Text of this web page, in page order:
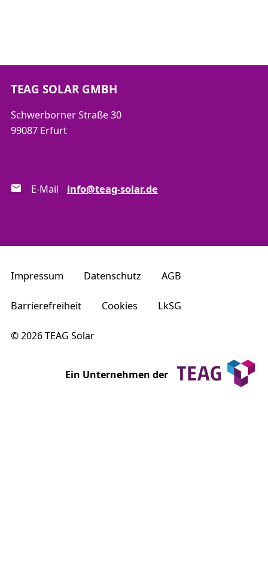
TEAG SOLAR GMBH
Schwerborner Straße 30
99087 Erfurt
E-Mail info@teag-solar.de
Impressum Datenschutz AGB
Barrierefreiheit Cookies LkSG
© 2026 TEAG Solar
Ein Unternehmen der